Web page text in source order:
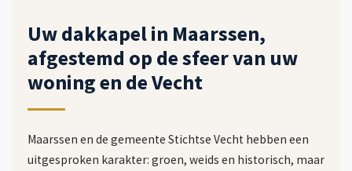
Uw dakkapel in Maarssen,
afgestemd op de sfeer van uw
woning en de Vecht
Maarssen en de gemeente Stichtse Vecht hebben een
uitgesproken karakter: groen, weids en historisch, maar